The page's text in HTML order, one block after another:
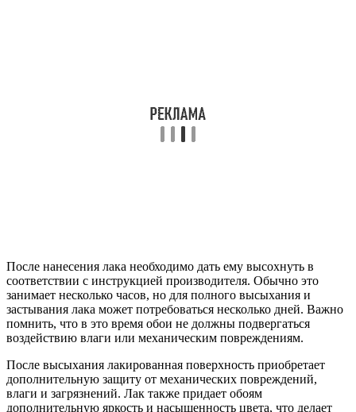
После нанесения лака необходимо дать ему высохнуть в
соответствии с инструкцией производителя. Обычно это
занимает несколько часов, но для полного высыхания и
застывания лака может потребоваться несколько дней. Важно
помнить, что в это время обои не должны подвергаться
воздействию влаги или механическим повреждениям.
После высыхания лакированная поверхность приобретает
дополнительную защиту от механических повреждений,
влаги и загрязнений. Лак также придает обоям
дополнительную яркость и насыщенность цвета, что делает